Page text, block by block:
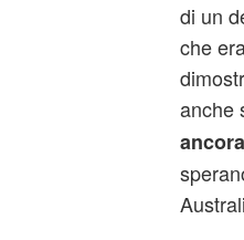
di un
che
anche